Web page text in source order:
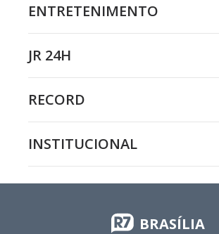
ENTRETENIMENTO
JR 24H
RECORD
INSTITUCIONAL
BRASÍLIA